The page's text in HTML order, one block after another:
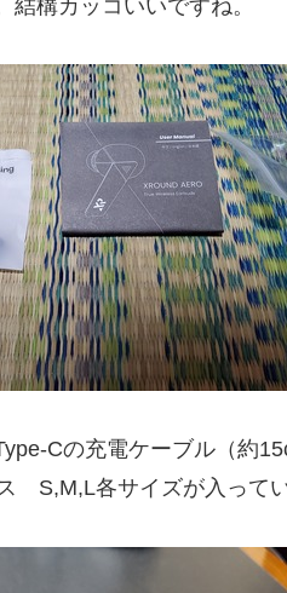
構カッコいいですね。
Cの充電ケーブル（約
S,M,L各サイズが入ってい